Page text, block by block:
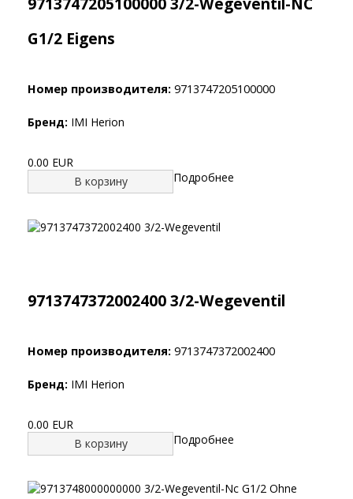
G1/2 Eigens
Номер производителя:9713747205100000
Бренд: IMI Herion
0.00 EUR
В корзину
Подробнее
9713747372002400 3/2-Wegeventil
Номер производителя:9713747372002400
Бренд: IMI Herion
0.00 EUR
В корзину
Подробнее